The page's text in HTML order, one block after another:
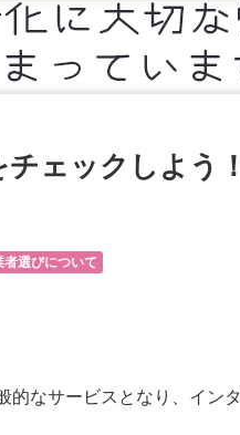
チェックしよう
者選びについて
的なサービスとなり、イン